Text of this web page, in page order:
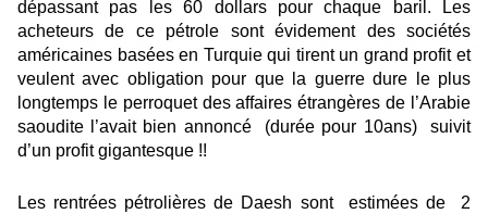
dépassant pas les 60 dollars pour chaque baril. Les
acheteurs de ce pétrole sont évidement des sociétés
américaines basées en Turquie qui tirent un grand profit et
veulent avec obligation pour que la guerre dure le plus
longtemps le perroquet des affaires étrangères de l’Arabie
saoudite l’avait bien annoncé (durée pour 10ans) suivit
d’un profit gigantesque !!
Les rentrées pétrolières de Daesh sont estimées de 2